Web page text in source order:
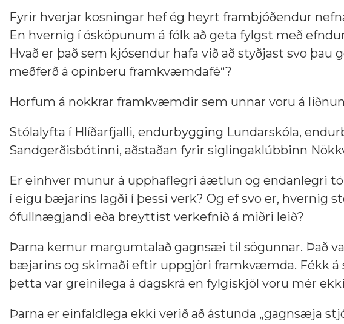
Fyrir hverjar kosningar hef ég heyrt frambjóðendur
En hvernig í ósköpunum á fólk að geta fylgst með
Hvað er það sem kjósendur hafa við að styðjast svo
meðferð á opinberu framkvæmdafé“?
Horfum á nokkrar framkvæmdir sem unnar voru á
Stólalyfta í Hlíðarfjalli, endurbygging Lundarskóla,
Sandgerðisbótinni, aðstaðan fyrir siglingaklúbbinn
Er einhver munur á upphaflegri áætlun og endanlegri
í eigu bæjarins lagði í þessi verk? Og ef svo er, hvernig
ófullnægjandi eða breyttist verkefnið á miðri leið?
Þarna kemur margumtalað gagnsæi til sögunnar. Það
bæjarins og skimaði eftir uppgjöri framkvæmda. Fékk á
þetta var greinilega á dagskrá en fylgiskjöl voru mér
Þarna er einfaldlega ekki verið að ástunda „gagnsæja